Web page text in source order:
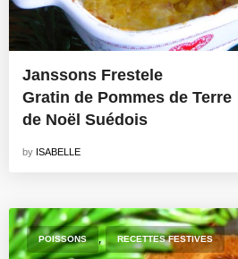
Janssons Frestele
Gratin de Pommes de Terre
de Noël Suédois
by ISABELLE
POISSONS , RECETTES FESTIVES